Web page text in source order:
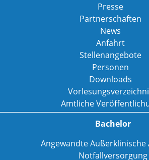
Presse
Partnerschaften
News
Anfahrt
Stellenangebote
Personen
Downloads
Amtliche
Bachelor
Angewandte Außerklinische
Notfallversorgung